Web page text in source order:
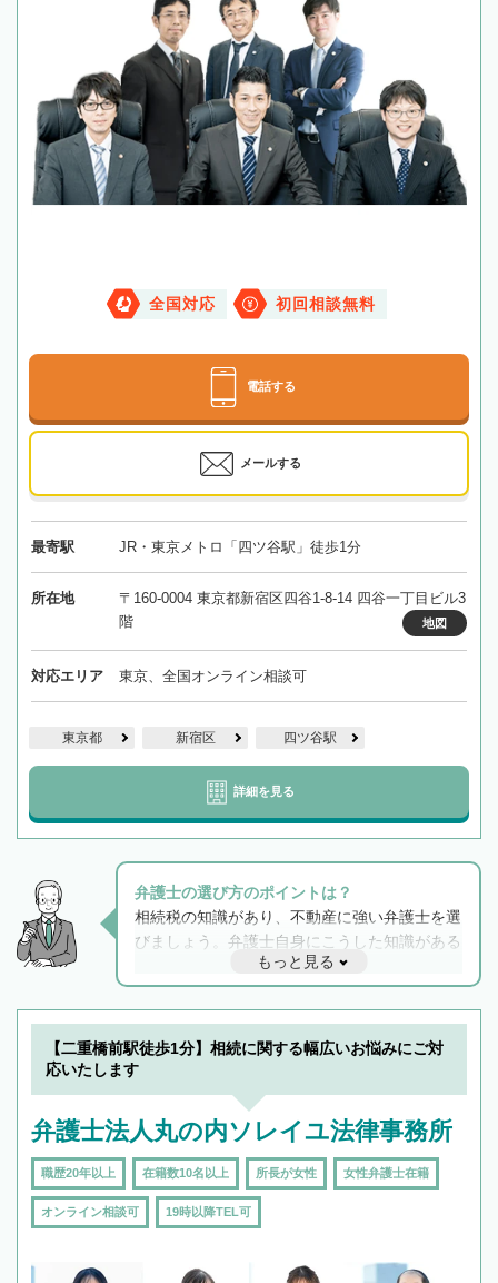
全国対応 初回相談無料
電話する
メールする
最寄駅 JR・東京メトロ「四ツ谷駅」徒歩1分
所在地
〒160-0004 東京都新宿区四谷1-8-14 四谷一丁目ビル3
階
地図
対応エリア 東京、全国オンライン相談可
東京都 新宿区 四ツ谷駅
詳細を見る
弁護士の選び方のポイントは？
相続税の知識があり、不動産に強い弁護士を選
びましょう。弁護士自身にこうした知識がある
と他士業との連携もスムーズに進み、トラブル
解決のみならず相続をトータルで任せることが
できます。また、相続は感情がからむ分野なの
でフィーリングも重要です。実際に電話や面談
で複数の弁護士と会話をしてウマが合う方に依
もっと見る
【二重橋前駅徒歩1分】相続に関する幅広いお悩みにご対
応いたします
弁護士法人丸の内ソレイユ法律事務所
職歴20年以上 在籍数10名以上 所長が女性 女性弁護士在籍
オンライン相談可 19時以降TEL可